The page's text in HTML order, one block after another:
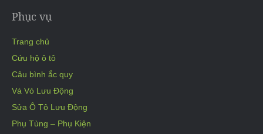
Phục vụ
Trang chủ
Cứu hộ ô tô
Câu bình ắc quy
Vá Vỏ Lưu Động
Sửa Ô Tô Lưu Động
Phụ Tùng – Phụ Kiện